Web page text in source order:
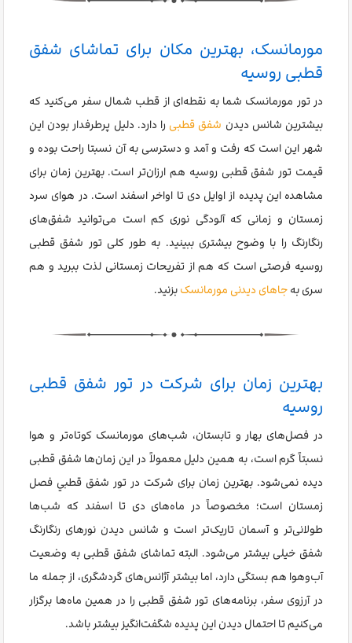
مورمانسک، بهترین مکان برای تماشای شفق
قطبی روسیه
در تور مورمانسک شما به نقطه‌ای از قطب شمال سفر می‌کنید که
بیشترین شانس دیدن شفق قطبی را دارد. دلیل پرطرفدار بودن این
شهر این است که رفت و آمد و دسترسی به آن نسبتا راحت بوده و
قیمت تور شفق قطبی روسیه هم ارزان‌تر است. بهترین زمان برای
مشاهده این پدیده از اوایل دی تا اواخر اسفند است. در هوای سرد
زمستان و زمانی که آلودگی نوری کم است می‌توانید شفق‌های
رنگارنگ را با وضوح بیشتری ببینید. به طور کلی تور شفق قطبی
روسیه فرصتی است که هم از تفریحات زمستانی لذت ببرید و هم
سری بهجاهای دیدنی مورمانسکبزنید.
بهترین زمان برای شرکت در تور شفق قطبی
روسیه
در فصل‌های بهار و تابستان، شب‌های مورمانسک کوتاه‌تر و هوا
نسبتاً گرم است، به همین دلیل معمولاً در این زمان‌ها شفق قطبی
دیده نمی‌شود. بهترین زمان برای شرکت در تور شفق قطبي فصل
زمستان است؛ مخصوصاً در ماه‌های دی تا اسفند که شب‌ها
طولانی‌تر و آسمان تاریک‌تر است و شانس دیدن نورهای رنگارنگ
شفق خیلی بیشتر می‌شود. البته تماشای شفق قطبی به وضعیت
آب‌وهوا هم بستگی دارد، اما بیشتر آژانس‌های گردشگری، از جمله ما
در آرزوی سفر، برنامه‌های تور شفق قطبی را در همین ماه‌ها برگزار
می‌کنیم تا احتمال دیدن این پدیده شگفت‌انگیز بیشتر باشد.